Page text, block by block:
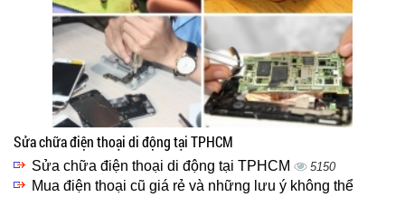
Sửa chữa điện thoại di động tại TPHCM
Sửa chữa điện thoại di động tại TPHCM 5150
Mua điện thoại cũ giá rẻ và những lưu ý không thể